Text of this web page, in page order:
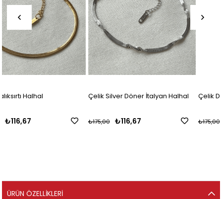
Çelik Silver Döner İtalyan Halhal
₺175,00
Çelik Döner İtalyan Halhal
₺175,00
ÜRÜN ÖZELLIKLERI